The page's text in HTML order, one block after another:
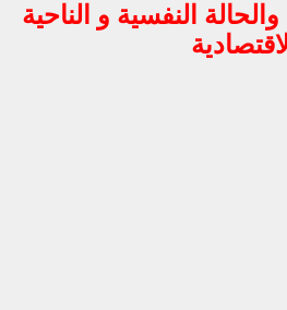
والحالة النفسية و الناحية